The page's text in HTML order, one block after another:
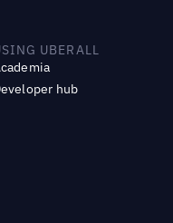
UBERALL
hub